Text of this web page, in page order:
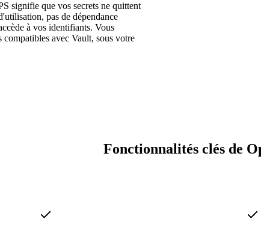
signifie que vos secrets ne quittent
pas de dépendance
à vos identifiants. Vous
avec Vault, sous votre
Fonctionnalités clés de